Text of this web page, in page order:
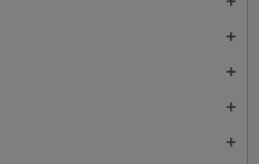
add
add
add
add